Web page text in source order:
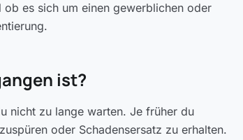
es sich um einen gewerblichen oder
ist?
nicht zu lange warten. Je früher du
oder Schadensersatz zu erhalten.